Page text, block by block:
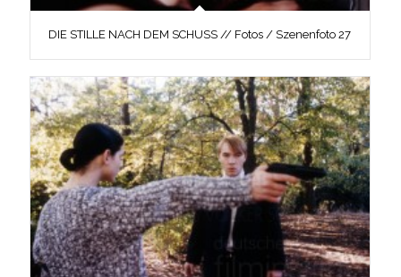
DIE STILLE NACH DEM SCHUSS // Fotos / Szenenfoto 27